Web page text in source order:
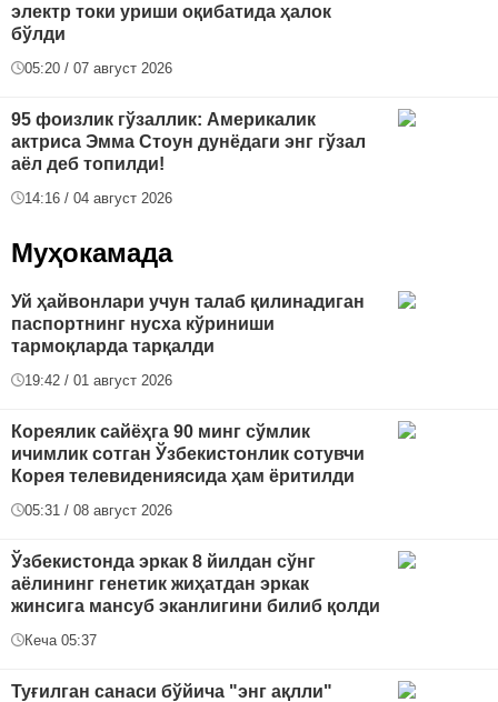
электр токи уриши оқибатида ҳалок
бўлди
05:20 / 07 август 2026
95 фоизлик гўзаллик: Америкалик
актриса Эмма Стоун дунёдаги энг гўзал
аёл деб топилди!
14:16 / 04 август 2026
Муҳокамада
Уй ҳайвонлари учун талаб қилинадиган
паспортнинг нусха кўриниши
тармоқларда тарқалди
19:42 / 01 август 2026
Кореялик сайёҳга 90 минг сўмлик
ичимлик сотган Ўзбекистонлик сотувчи
Корея телевидениясида ҳам ёритилди
05:31 / 08 август 2026
Ўзбекистонда эркак 8 йилдан сўнг
аёлининг генетик жиҳатдан эркак
жинсига мансуб эканлигини билиб қолди
Кеча 05:37
Туғилган санаси бўйича "энг ақлли"